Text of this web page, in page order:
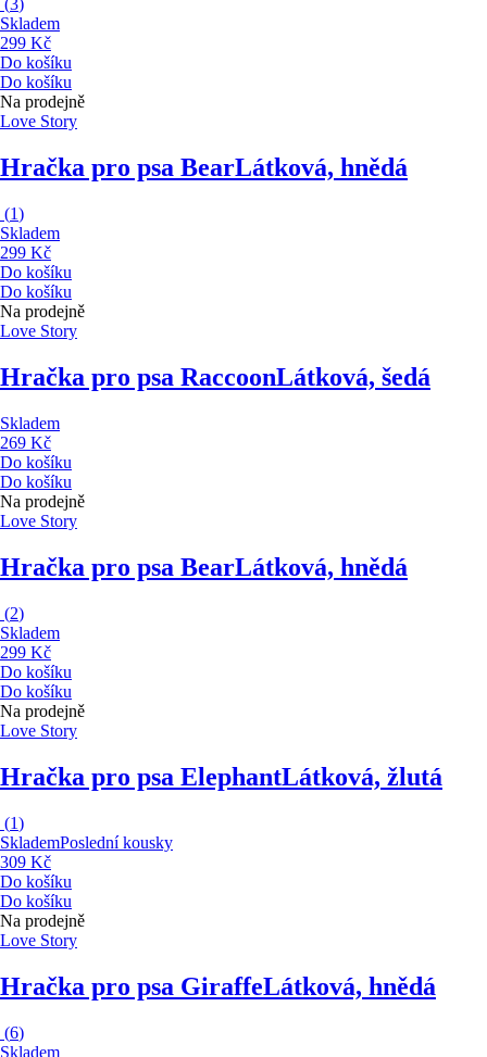
(3)
Skladem
299 Kč
Do košíku
Do košíku
Na prodejně
Love Story
Hračka pro psa BearLátková, hnědá
(1)
Skladem
299 Kč
Do košíku
Do košíku
Na prodejně
Love Story
Hračka pro psa RaccoonLátková, šedá
Skladem
269 Kč
Do košíku
Do košíku
Na prodejně
Love Story
Hračka pro psa BearLátková, hnědá
(2)
Skladem
299 Kč
Do košíku
Do košíku
Na prodejně
Love Story
Hračka pro psa ElephantLátková, žlutá
(1)
SklademPoslední kousky
309 Kč
Do košíku
Do košíku
Na prodejně
Love Story
Hračka pro psa GiraffeLátková, hnědá
(6)
Skladem